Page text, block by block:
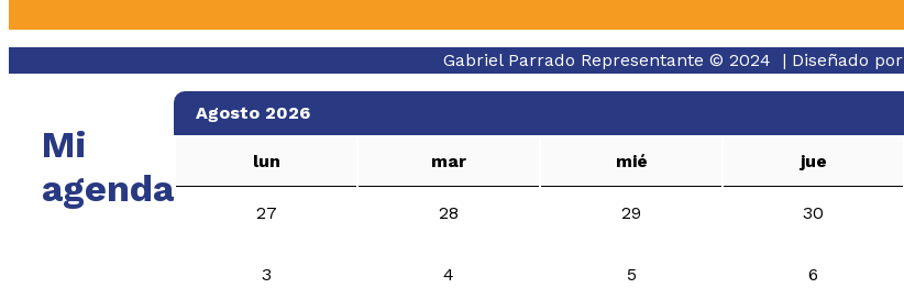
Gabriel Parrado Representante © 2024 | Diseñado por
Mi
agenda
Agosto 2026
lun mar mié jue
27 28 29 30
3 4 5 6